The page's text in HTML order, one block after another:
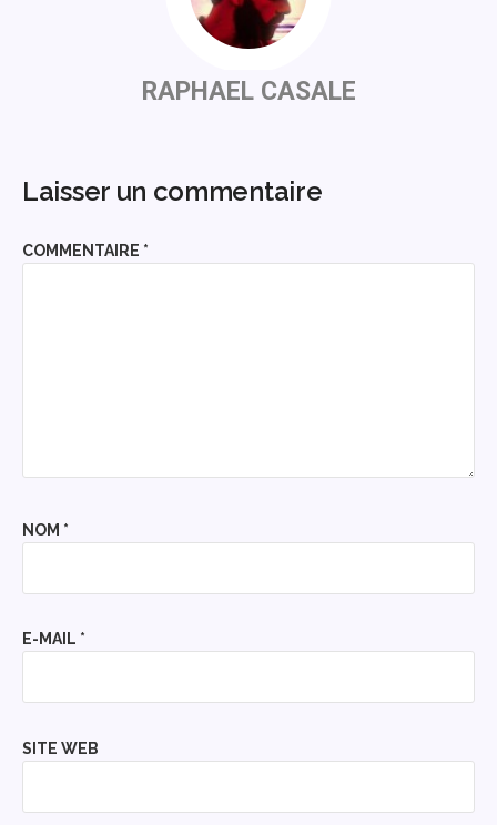
RAPHAEL CASALE
Laisser un commentaire
COMMENTAIRE *
NOM *
E-MAIL *
SITE WEB